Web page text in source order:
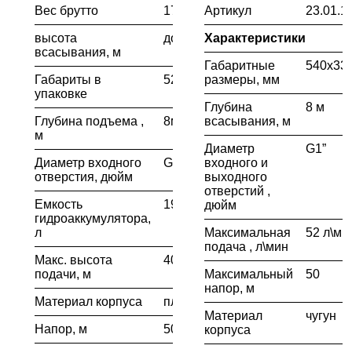
Вес брутто 17
высота
всасывания, м
до 8
Габариты в
упаковке
520х285х504
Глубина подъема ,
м
8м
Диаметр входного
отверстия, дюйм
G1"
Емкость
гидроаккумулятора,
л
19л
Макс. высота
подачи, м
40м
Материал корпуса пластик
Напор, м 50м
Артикул
Характеристики
Габаритные
размеры, мм
Глубина
всасывания, м
8 м
Диаметр
входного и
выходного
отверстий ,
дюйм
G1”
Максимальная
подача , л\мин
52
Максимальный
напор, м
50
Материал
корпуса
чугун